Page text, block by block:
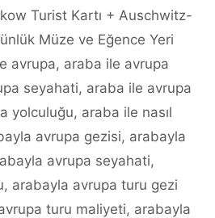
Turist Kartı + Auschwitz-
Müze ve Eğence Yeri
avrupa, araba ile avrupa
seyahati, araba ile avrupa
yolculuğu, araba ile nasıl
avrupa gezisi, arabayla
avrupa seyahati,
, arabayla avrupa turu gezi
turu maliyeti, arabayla